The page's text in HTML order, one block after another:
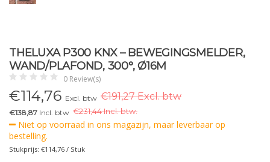
THELUXA P300 KNX – BEWEGINGSMELDER,
WAND/PLAFOND, 300°, Ø16M
0 Review(s)
€114,76 Excl. btw €191,27 Excl. btw
€138,87 Incl. btw €231,44 Incl. btw.
Niet op voorraad in ons magazijn, maar leverbaar op
bestelling.
Stukprijs: €114,76 / Stuk